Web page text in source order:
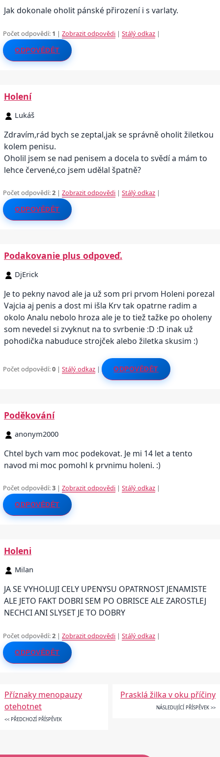
Jak dokonale oholit pánské přirození i s varlaty.
Počet odpovědí: 1 |Zobrazit odpovědi |Stálý odkaz |
ODPOVĚDĚT
Holení
Lukáš
Zdravím,rád bych se zeptal,jak se správně oholit žiletkou
kolem penisu.
Oholil jsem se nad penisem a docela to svědí a mám to
lehce červené,co jsem udělal špatně?
Počet odpovědí:2 |Zobrazit odpovědi |Stálý odkaz |
ODPOVĚDĚT
Podakovanie plus odpoveď.
DjErick
Je to pekny navod ale ja už som pri prvom Holeni porezal
Vajcia aj penis a dost mi išla Krv tak opatrne radim a
okolo Analu nebolo hroza ale je to tiež tažke po oholeny
som nevedel si zvyknut na to svrbenie :D :D inak už
pohodička nabuduce strojček alebo žiletka skusim :)
Počet odpovědí:0 |Stálý odkaz | ODPOVĚDĚT
Poděkování
anonym2000
Chtel bych vam moc podekovat. Je mi 14 let a tento
navod mi moc pomohl k prvnimu holeni. :)
Počet odpovědí:3 |Zobrazit odpovědi |Stálý odkaz |
ODPOVĚDĚT
Holeni
Milan
JA SE VYHOLUJI CELY UPENYSU OPATRNOST JENAMISTE
ALE JETO FAKT DOBRI SEM PO OBRISCE ALE ZAROSTLEJ
NECHCI ANI SLYSET JE TO DOBRY
Počet odpovědí:2 |Zobrazit odpovědi |Stálý odkaz |
ODPOVĚDĚT
Příznaky menopauzy
otehotnet
<< PŘEDCHOZÍ PŘÍSPĚVEK
Prasklá žilka v oku příčiny
NÁSLEDUJÍCÍ PŘÍSPĚVEK >>